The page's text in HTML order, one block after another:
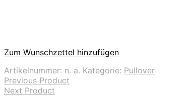
Zum Wunschzettel hinzufügen
Artikelnummer: n. a. Kategorie: Pullover
Previous Product
Next Product